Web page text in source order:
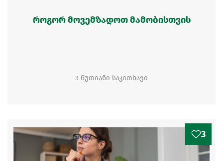
როგორ მოვემზადოთ მამობისთვის
3 წუთიანი საკითხავი
3